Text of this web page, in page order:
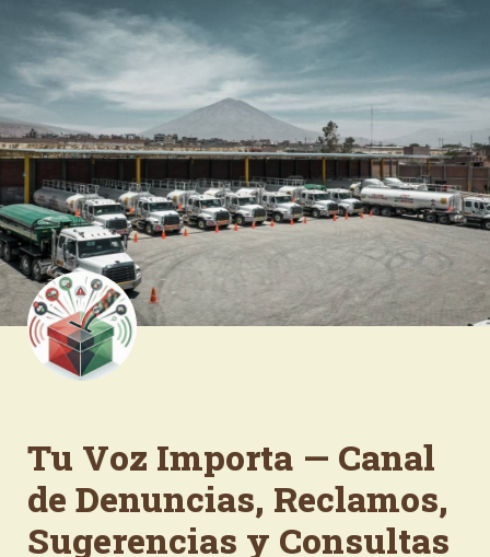
Tu Voz Importa — Canal
de Denuncias, Reclamos,
Sugerencias y Consultas